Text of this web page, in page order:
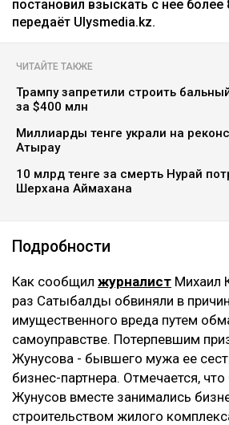
постановил взыскать с нее более
передаёт Ulysmedia.kz.
ЧИТАЙТЕ ТАКЖЕ
Трампу запретили строить
за $400 млн
Миллиарды тенге украли на
Атырау
10 млрд тенге за смерть Нурай
Шерхана Аймахана
Подробности
Как сообщил журналист Михаил
раз Сатыбалды обвиняли в
имущественного вреда путем
самоуправстве. Потерпевшим
Жунусова - бывшего мужа ее
бизнес-партнера. Отмечается,
Жунусов вместе занимались
строительством жилого